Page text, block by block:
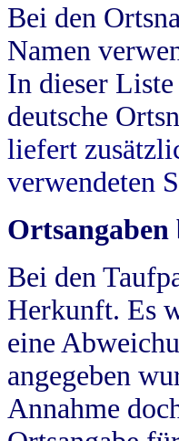
Bei den
Namen
In dieser
deutsche
liefert
verwendeten
Ortsangaben
Bei den
Herkunft. Es
eine
angegeben
Annahme